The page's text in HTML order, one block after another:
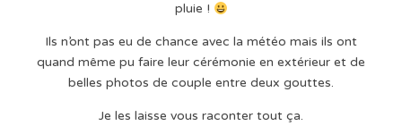
pluie !
Ils n’ont pas eu de chance avec la météo mais ils ont
quand même pu faire leur cérémonie en extérieur et de
belles photos de couple entre deux gouttes.
Je les laisse vous raconter tout ça.